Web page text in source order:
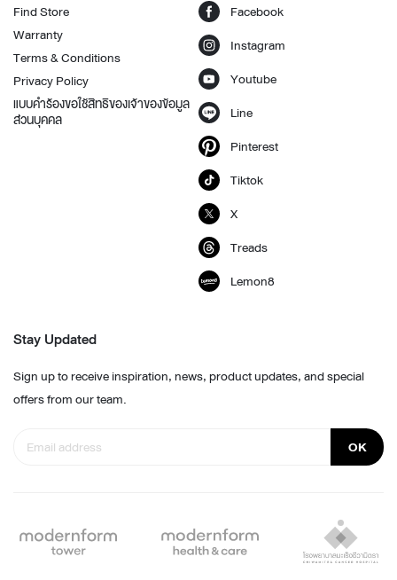
Find Store
Warranty
Terms & Conditions
Privacy Policy
แบบคำร้องขอใช้สิทธิของเจ้าของข้อมูล
ส่วนบุคคล
Facebook
Instagram
Youtube
Line
Pinterest
Tiktok
X
Treads
Lemon8
Stay Updated
Sign up to receive inspiration, news, product updates, and special
offers from our team.
OK